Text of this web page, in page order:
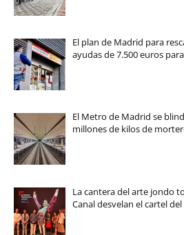
El plan de Madrid para
ayudas de 7.500 euros
El Metro de Madrid se
millones de kilos de
La cantera del arte jondo
Canal desvelan el cartel